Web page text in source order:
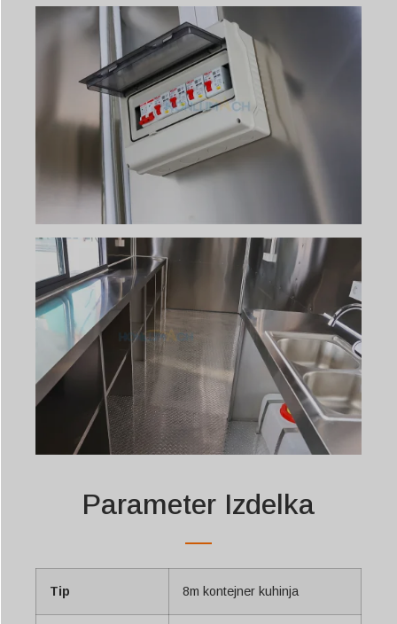
Parameter Izdelka
Tip 8m kontejner kuhinja